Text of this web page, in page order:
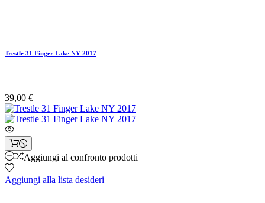
Trestle 31 Finger Lake NY 2017
39,00 €
Aggiungi al confronto prodotti
Aggiungi alla lista desideri